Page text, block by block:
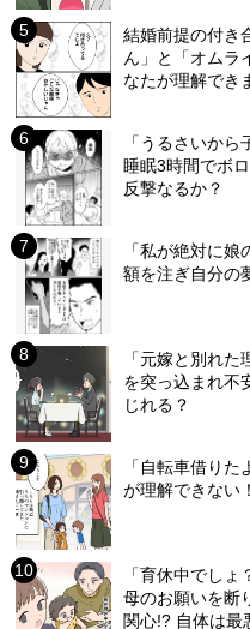
結婚前提の付き
ん」と「オムラ
なたが理解でき
「うるさいか
睡眠3時間でボ
反撃なるか？
「私が絶対に
額を注ぎ自分の
「元嫁と別れ
を突っ込まれ不
じれる？
「自転車借り
が理解できない
「育休中でし
母のお願いを断
関心!? 自体は最